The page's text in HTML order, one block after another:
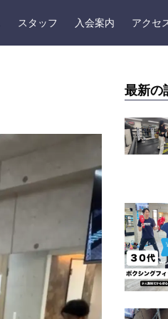
スタッフ 入会案内 アクセ
最新の